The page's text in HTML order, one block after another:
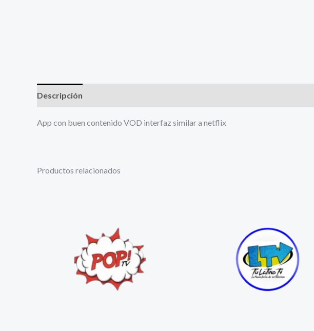
Descripción
App con buen contenido VOD interfaz similar a netflix
Productos relacionados